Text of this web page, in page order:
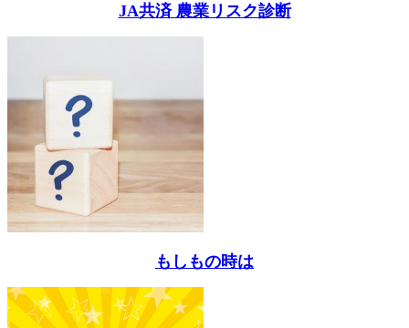
JA共済 農業リスク診断
もしもの時は